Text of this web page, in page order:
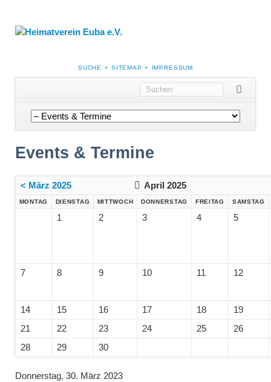
NAVIGATION
ÜBERSPRINGEN
SUCHE SITEMAP IMPRESSUM
Navigation
überspringen
Events & Termine
< März 2025 April 2025
MONTAG DIENSTAG MITTWOCH DONNERSTAG FREITAG SAMSTAG
1 2 3 4 5
7 8 9 10 11 12
14 15 16 17 18
19
21
22 23 24 25
26
28
29 30
Donnerstag, 30. März 2023